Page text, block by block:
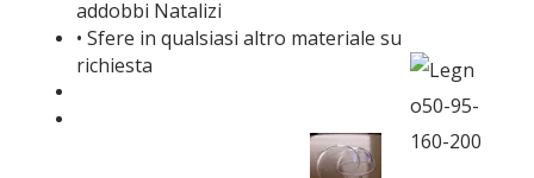
addobbi Natalizi
• Sfere in qualsiasi altro materiale su
richiesta